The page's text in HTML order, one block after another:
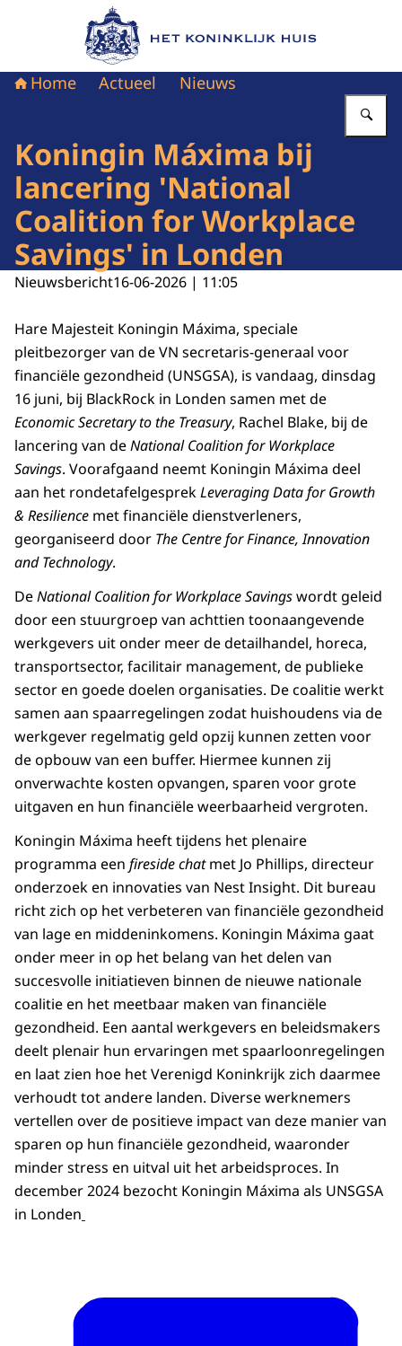
Naar de homepage van Het Koninklijk Huis
Home Actueel Nieuws
Koningin Máxima bij
lancering 'National
Coalition for Workplace
Savings' in Londen
Nieuwsbericht16-06-2026 | 11:05
Hare Majesteit Koningin Máxima, speciale
pleitbezorger van de VN secretaris-generaal voor
financiële gezondheid (UNSGSA), is vandaag, dinsdag
16 juni, bij BlackRock in Londen samen met de
Economic Secretary to the Treasury, Rachel Blake, bij de
lancering van deNational Coalition for Workplace
Savings. Voorafgaand neemt Koningin Máxima deel
aan het rondetafelgesprekLeveraging Data for Growth
& Resilience met financiële dienstverleners,
georganiseerd door The Centre for Finance, Innovation
and Technology.
DeNational Coalition for Workplace Savingswordt geleid
door een stuurgroep van achttien toonaangevende
werkgevers uit onder meer de detailhandel, horeca,
transportsector, facilitair management, de publieke
sector en goede doelen organisaties. De coalitie werkt
samen aan spaarregelingen zodat huishoudens via de
werkgever regelmatig geld opzij kunnen zetten voor
de opbouw van een buffer. Hiermee kunnen zij
onverwachte kosten opvangen, sparen voor grote
uitgaven en hun financiële weerbaarheid vergroten.
Koningin Máxima heeft tijdens het plenaire
programma een fireside chatmet Jo Phillips, directeur
onderzoek en innovaties van Nest Insight. Dit bureau
richt zich op het verbeteren van financiële gezondheid
van lage en middeninkomens. Koningin Máxima gaat
onder meer in op het belang van het delen van
succesvolle initiatieven binnen de nieuwe nationale
coalitie en het meetbaar maken van financiële
gezondheid. Een aantal werkgevers en beleidsmakers
deelt plenair hun ervaringen met spaarloonregelingen
en laat zien hoe het Verenigd Koninkrijk zich daarmee
verhoudt tot andere landen. Diverse werknemers
vertellen over de positieve impact van deze manier van
sparen op hun financiële gezondheid, waaronder
minder stress en uitval uit het arbeidsproces. In
december 2024 bezocht Koningin Máxima als UNSGSA
in Londen